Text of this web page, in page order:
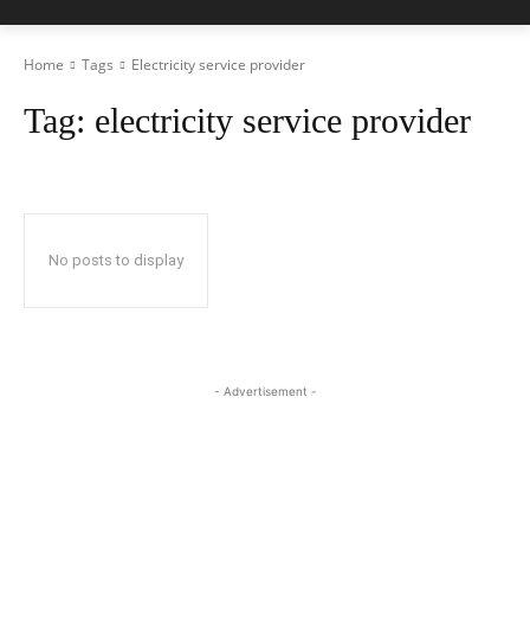
Home Tags Electricity service provider
Tag: electricity service provider
No posts to display
- Advertisement -